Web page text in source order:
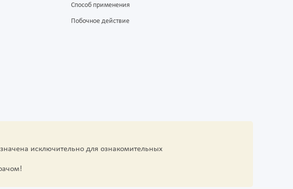
Способ применения
Побочное действие
исключительно для ознакомительных